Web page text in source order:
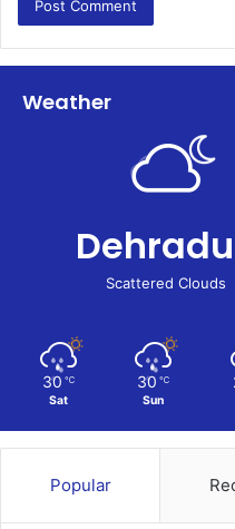
Weather
Scattered Clouds
30 ℃
Sat
30 ℃
Sun
Popular